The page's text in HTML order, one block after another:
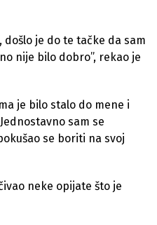
je do te tačke da sam
nije bilo dobro”, rekao je
je bilo stalo do mene i
sam se
se boriti na svoj
neke opijate što je